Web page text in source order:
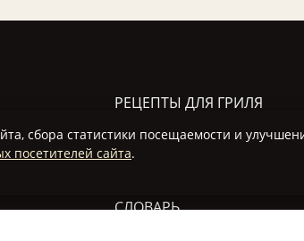
РЕЦЕПТЫ ДЛЯ ГРИЛЯ
ФОРУМ
СЛОВАРЬ
сбора статистики посещаемости и
посетителей сайта.